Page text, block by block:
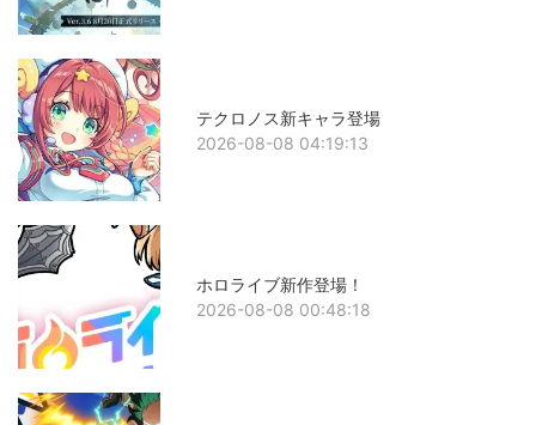
テクロノス新キャラ登場
2026-08-08 04:19:13
ホロライブ新作登場！
2026-08-08 00:48:18